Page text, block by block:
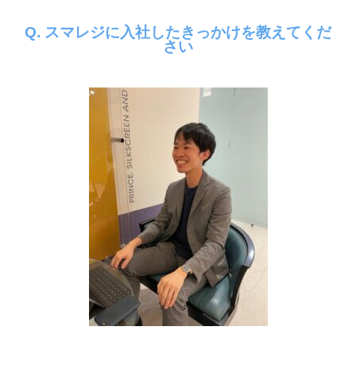
Q. スマレジに入社したきっかけを教えてくだ
さい